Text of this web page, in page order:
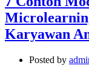
Karyawan
Posted by